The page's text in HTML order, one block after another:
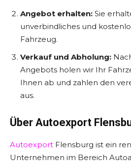
Angebot erhalten: Sie
unverbindliches und
Fahrzeug.
Verkauf und Abholung:
Angebots holen wir Ihr
Ihnen ab und zahlen den
aus.
Über Autoexport
Autoexport Flensburg ist ein
Unternehmen im Bereich